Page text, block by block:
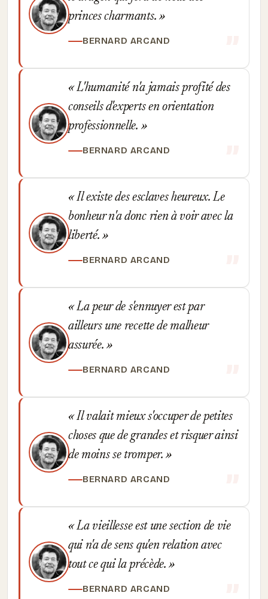
princes charmants.
BERNARD ARCAND
L'humanité n'a jamais profité des
conseils d'experts en orientation
professionnelle.
BERNARD ARCAND
Il existe des esclaves heureux. Le
bonheur n'a donc rien à voir avec la
liberté.
BERNARD ARCAND
La peur de s'ennuyer est par
ailleurs une recette de malheur
assurée.
BERNARD ARCAND
Il valait mieux s'occuper de petites
choses que de grandes et risquer ainsi
de moins se tromper.
BERNARD ARCAND
La vieillesse est une section de vie
qui n'a de sens qu'en relation avec
tout ce qui la précède.
BERNARD ARCAND